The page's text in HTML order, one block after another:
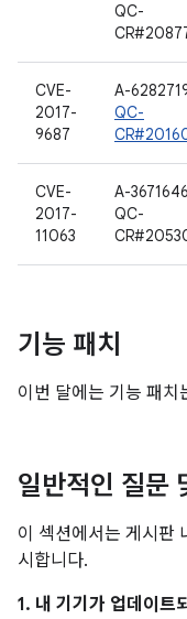
QC-
CVE-
2017-
9687
A-
QC-
CVE-
2017-
11063
A-
QC-
기능 패치
이번 달에는 기능 패치
일반적인 질문
이 섹션에서는 게시판
시합니다.
1. 내 기기가 업데이트